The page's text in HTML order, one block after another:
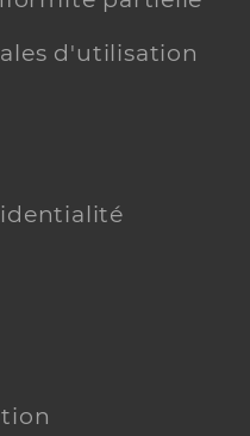
d'utilisation